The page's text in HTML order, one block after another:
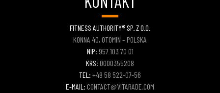
FITNESS AUTHORITY® SP. Z O.O.
KONNA 40, OTOMIN – POLSKA
NIP: 957 103 70 01
KRS: 0000355208
TEL: +48 58 522-07-56
E-MAIL: CONTACT@VITARADE.COM